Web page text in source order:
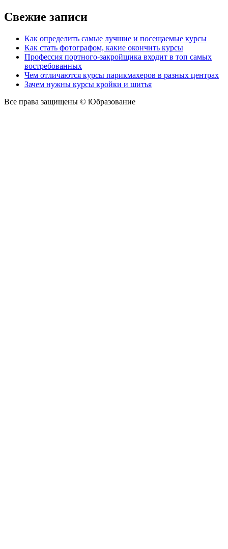
Свежие записи
Как определить самые лучшие и посещаемые курсы
Как стать фотографом, какие окончить курсы
Профессия портного-закройщика входит в топ самых
востребованных
Чем отличаются курсы парикмахеров в разных центрах
Зачем нужны курсы кройки и шитья
Все права защищены © iОбразование